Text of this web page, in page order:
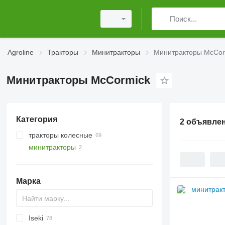
Agroline Тракторы Минитракторы Минитракторы
Минитракторы McCormick
Категория
тракторы колесные
минитракторы
Марка
TTR
CT
Farmall
Nexos
990
D-series
Agrofarm
F-series
2000
Major
C-series
C
TX
Iseki
2